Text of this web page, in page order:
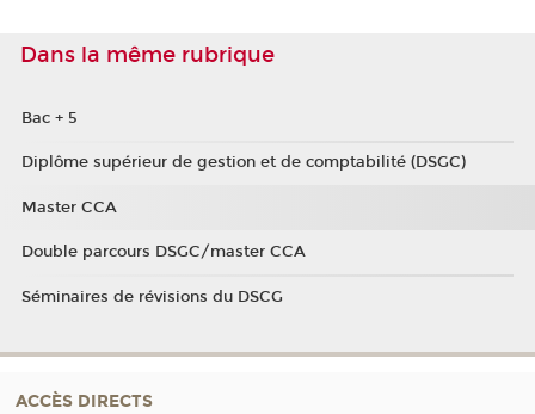
Dans la même rubrique
Bac + 5
Diplôme supérieur de gestion et de comptabilité (DSGC)
Master CCA
Double parcours DSGC/master CCA
Séminaires de révisions du DSCG
ACCÈS DIRECTS